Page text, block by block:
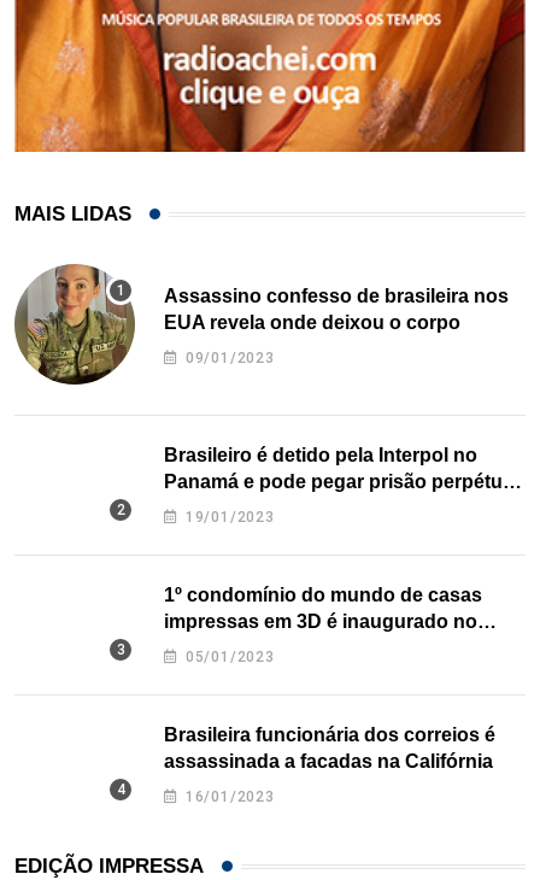
MAIS LIDAS
Assassino confesso de brasileira nos
EUA revela onde deixou o corpo
09/01/2023
Brasileiro é detido pela Interpol no
Panamá e pode pegar prisão perpétua
nos EUA
19/01/2023
1º condomínio do mundo de casas
impressas em 3D é inaugurado no
Texas
05/01/2023
Brasileira funcionária dos correios é
assassinada a facadas na Califórnia
16/01/2023
EDIÇÃO IMPRESSA